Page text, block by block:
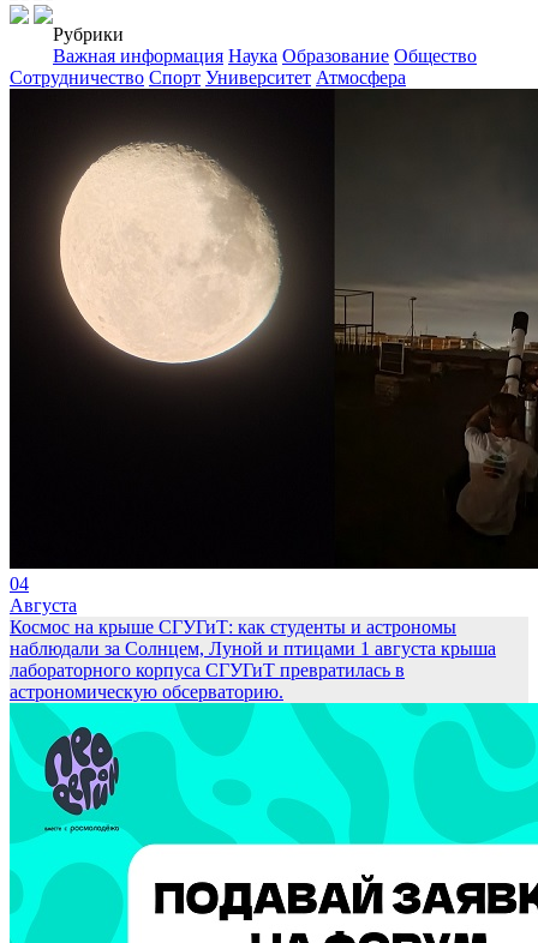
Рубрики
Важная информация Наука Образование Общество
Сотрудничество Спорт Университет Атмосфера
04
Августа
Космос на крыше СГУГиТ: как студенты и астрономы
наблюдали за Солнцем, Луной и птицами 1 августа крыша
лабораторного корпуса СГУГиТ превратилась в
астрономическую обсерваторию.